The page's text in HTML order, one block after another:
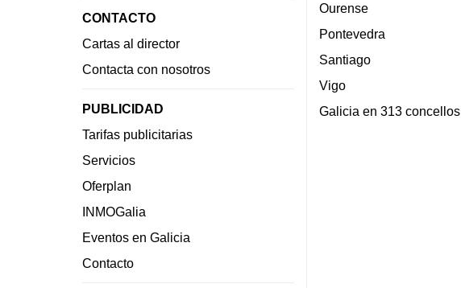
CONTACTO
Cartas al director
Contacta con nosotros
PUBLICIDAD
Tarifas publicitarias
Servicios
Oferplan
INMOGalia
Eventos en Galicia
Contacto
Ourense
Pontevedra
Santiago
Vigo
Galicia en 313 concellos